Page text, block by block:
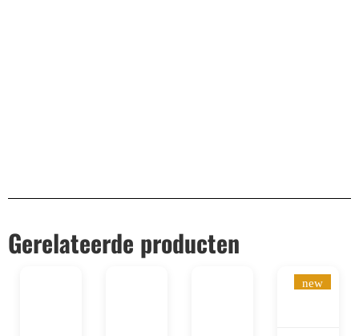
Gerelateerde producten
new